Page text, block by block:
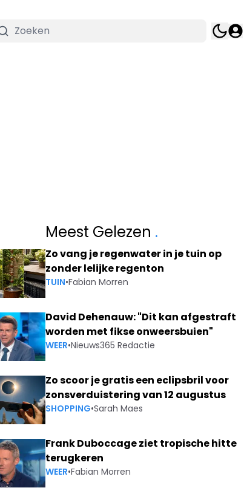
Meest Gelezen .
Zo vang je regenwater in je tuin op
zonder lelijke regenton
TUIN•Fabian Morren
David Dehenauw: "Dit kan afgestraft
worden met fikse onweersbuien"
WEER•Nieuws365 Redactie
Zo scoor je gratis een eclipsbril voor
zonsverduistering van 12 augustus
SHOPPING•Sarah Maes
Frank Duboccage ziet tropische hitte
terugkeren
WEER•Fabian Morren